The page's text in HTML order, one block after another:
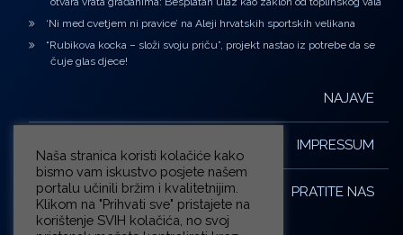
‘Ni med cvetjem ni pravice’ na Aleji hrvatskih sportskih velikana
“Rubikova kocka – složi svoju priču”, projekt nastao iz potrebe da se
čuje glas djece!
NAJAVE
IMPRESSUM
PRATITE NAS
Naša stranica koristi kolačiće kako
bismo vam iskustvo posjete našem
portalu učinili bržim i kvalitetnijim.
Klikom na "Prihvati sve" pristajete na
korištenje SVIH kolačića, no svoj